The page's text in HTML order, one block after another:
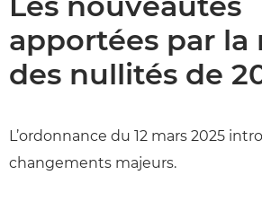
apportées par la
des nullités de
L’ordonnance du 12 mars 2025
changements majeurs.